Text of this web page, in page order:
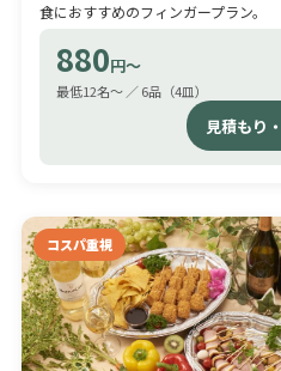
食におすすめのフィンガープラン。
880円〜
最低12名〜 ／ 6品（4皿）
見積もり
コスパ重視